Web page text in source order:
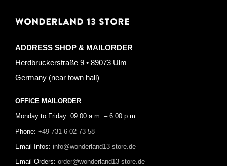
WONDERLAND 13 STORE
ADDRESS SHOP & MAILORDER
Herdbruckerstraße 9 • 89073 Ulm
Germany (near town hall)
OFFICE MAILORDER
Monday to Friday: 09:00 a.m. – 6:00 p.m
Phone: +49 731-6 02 73 58
Email Infos: info@wonderland13-store.de
Email Orders: order@wonderland13-store.de